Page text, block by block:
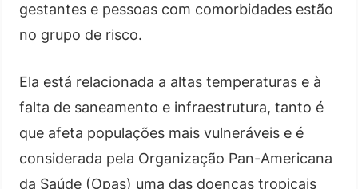
gestantes e pessoas com comorbidades estão
no grupo de risco.
Ela está relacionada a altas temperaturas e à
falta de saneamento e infraestrutura, tanto é
que afeta populações mais vulneráveis e é
considerada pela Organização Pan-Americana
da Saúde (Opas) uma das doenças tropicais